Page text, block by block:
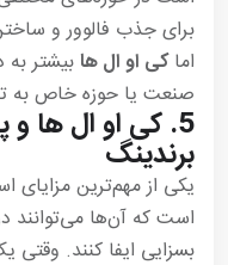
برای جذب فالوور و
اماکی او ال هابیشتر
صنعت یا حوزه خاص به
5. کی او ال ها و
برندینگ
یکی از مهم‌ترین مزایای
است که آن‌ها می‌توانند